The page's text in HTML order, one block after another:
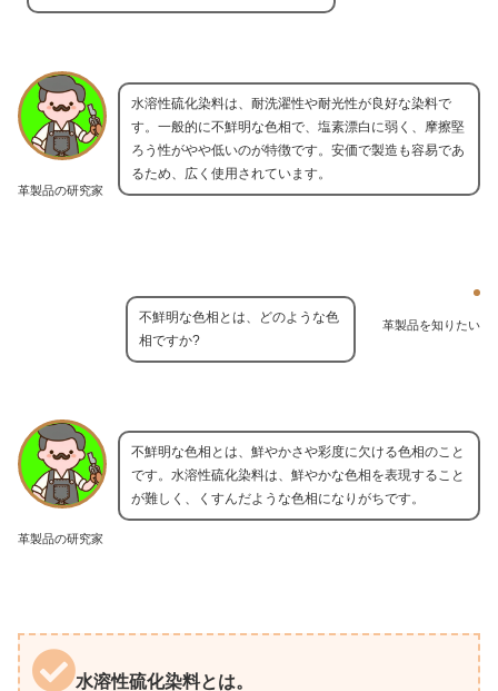
革製品の研究家
水溶性硫化染料は、耐洗濯性や耐光性が良好な染料で
す。一般的に不鮮明な色相で、塩素漂白に弱く、摩擦堅
ろう性がやや低いのが特徴です。安価で製造も容易であ
るため、広く使用されています。
革製品を知りたい
不鮮明な色相とは、どのような色
相ですか?
革製品の研究家
不鮮明な色相とは、鮮やかさや彩度に欠ける色相のこと
です。水溶性硫化染料は、鮮やかな色相を表現すること
が難しく、くすんだような色相になりがちです。
水溶性硫化染料とは。